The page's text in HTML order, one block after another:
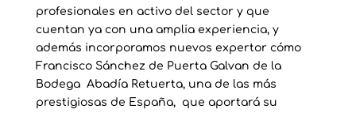
profesionales en activo del sector y que
cuentan ya con una amplia experiencia, y
además incorporamos nuevos expertor cómo
Francisco Sánchez de Puerta Galvan de la
Bodega Abadía Retuerta, una de las más
prestigiosas de España, que aportará su